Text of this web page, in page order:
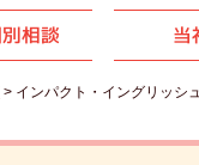
相談 当
> インパクト・イングリッシ